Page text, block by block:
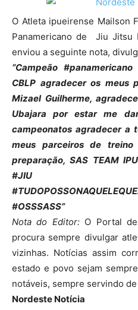
O Atleta ipueirense Mailson
Panamericano de Jiu Jitsu
enviou a seguinte nota,
“Campeão
CBLP agradecer os meus
Mizael Guilherme,
Ubajara por estar me
campeonatos agradecer a
meus parceiros de
preparação, SAS TEAM
#JIU
#OSSSASS”
Nota do Editor:O Portal de
procura sempre divulgar
vizinhas. Notícias assim
estado e povo sejam
notáveis, sempre servindo
Nordeste Notícia